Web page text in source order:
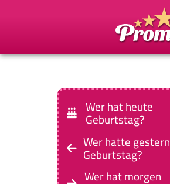
Wer hat heute
Geburtstag?
Wer hatte gestern
Geburtstag?
Wer hat morgen